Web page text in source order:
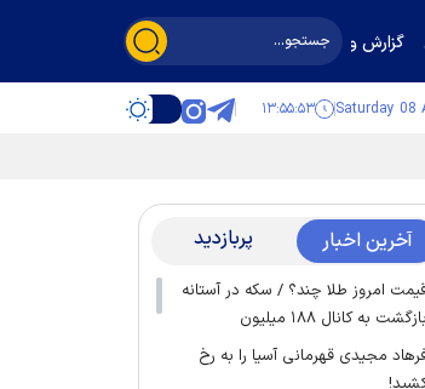
گزارش و گفت‌وگو
Saturday 08 ۱۳:۵۵:۵۳
آخرین اخبار پربازدید
امروز طلا چند؟ / سکه در آستانه
بازگشت به کانال ۱۸۸ میلیون
مجیدی قهرمانی آسیا را به رخ